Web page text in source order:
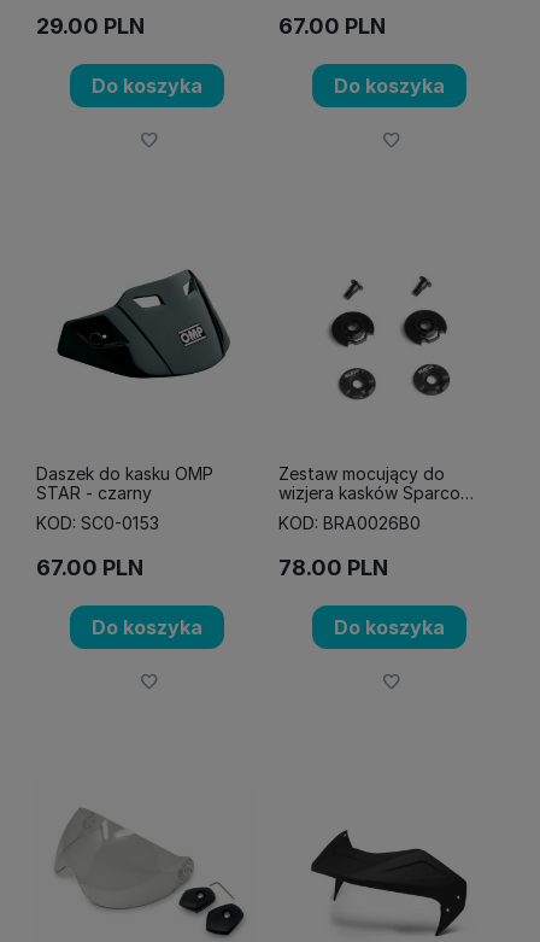
29.00 PLN
Do koszyka
67.00 PLN
Do koszyka
Daszek do kasku OMP
STAR - czarny
KOD: SC0-0153
67.00 PLN
Do koszyka
Zestaw mocujący do
wizjera kasków Sparco
STEALTH
KOD: BRA0026B0
78.00 PLN
Do koszyka